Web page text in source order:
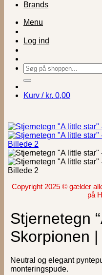
Brands
Menu
Log ind
Søg
efter:
Kurv / kr. 0,00
Copyright 2025 © gælder
på
Stjernetegn
Skorpionen
Neutral og elegant
monteringspude.